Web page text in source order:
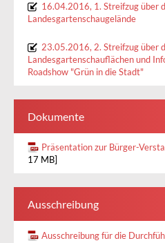
16.04.2016, 1. Streifzug über
Landesgartenschaugelände
23.05.2016, 2. Streifzug über
Landesgartenschauflächen und
Roadshow "Grün in die Stadt"
Dokumente
Präsentation zur Bürger-
17 MB]
Ausschreibung
Ausschreibung für die